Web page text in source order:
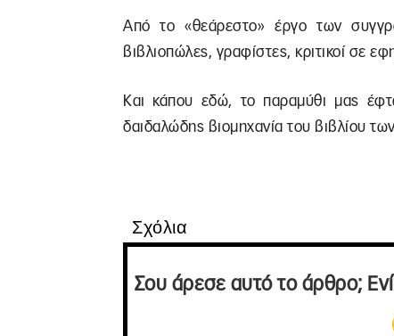
Από το «θεάρεστο» έργο των
βιβλιοπώλες, γραφίστες, κριτικοί σε
Και κάπου εδώ, το παραμύθι μας
δαιδαλώδης βιομηχανία του βιβλίου
Σχόλια
Σου άρεσε αυτό το άρθρο;